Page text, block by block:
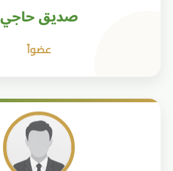
صديق حاجي
عضواً